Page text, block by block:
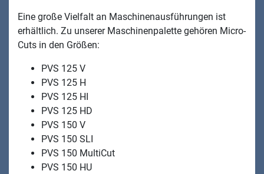
Eine große Vielfalt an Maschinenausführungen ist
erhältlich. Zu unserer Maschinenpalette gehören Micro-
Cuts in den Größen:
PVS 125 V
PVS 125 H
PVS 125 HI
PVS 125 HD
PVS 150 V
PVS 150 SLI
PVS 150 MultiCut
PVS 150 HU